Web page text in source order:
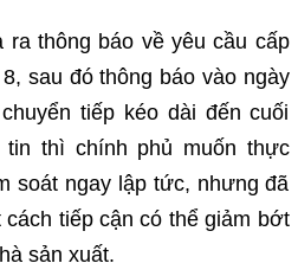
thông báo về yêu cầu cấp
sau đó thông báo vào ngày
tiếp kéo dài đến cuối
tin thì chính phủ muốn thực
soát ngay lập tức, nhưng đã
tiếp cận có thể giảm bớt
sản xuất.